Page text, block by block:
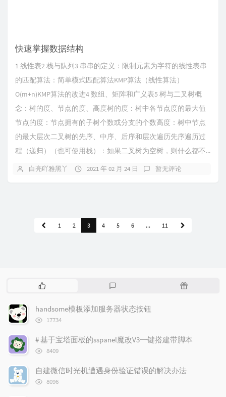
快速掌握数据结构
1 线性表2 栈与队列3 串串的定义：限制元素为字符的线性表串
的匹配算法：简单模式匹配算法KMP算法（线性算法）
O(m+n)KMP算法的改进4 数组、矩阵和广义表5 树与二叉树概
念：树的度、节点的度、高度树的度：树中各节点度的最大值
节点的度：节点拥有的子树个数或分支的个数高度：树中节点
的最大层次二叉树的先序、中序、后序和层次遍历先序遍历过
程（递归）（也可使用栈）：如果二叉树为空树，则什么都不...
白亮吖雅黑丫 2021 年 02 月 24 日 暂无评论
1 2 3 4 5 6 ... 11
热
文
章
评
随
handsome模板添加服务器状态按钮
浏
次
数:
17734
# 基于宝塔面板的sspanel魔改V3一键搭建带脚本
浏
次
数:
8409
自建微信时光机遭遇身份验证错误的解决办法
浏
8096